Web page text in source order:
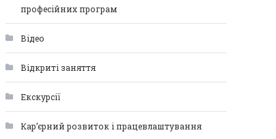
професійних програм
Відео
Відкриті заняття
Екскурсії
Кар’єрний розвиток і працевлаштування